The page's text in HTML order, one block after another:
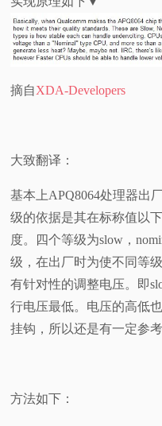
科
专
题
摘自XDA-Developers
大致翻译：
基本上APQ8064处理器出
级的依据是其在标称值以
度。四个等级为slow，
级，在出厂时为使不同等
有针对性的调整电压。即
行电压最低。电压的高低
挂钩，所以还是有一定参考
方法如下：